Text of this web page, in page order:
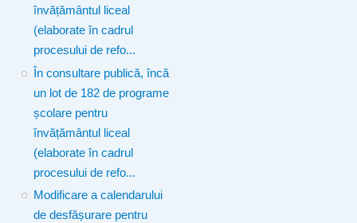
învățământul liceal
(elaborate în cadrul
procesului de refo...
În consultare publică, încă
un lot de 182 de programe
școlare pentru
învățământul liceal
(elaborate în cadrul
procesului de refo...
Modificare a calendarului
de desfășurare pentru